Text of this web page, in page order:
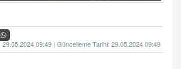
29.05.2024 09:49 | Güncelleme Tarihi: 29.05.2024 09:49